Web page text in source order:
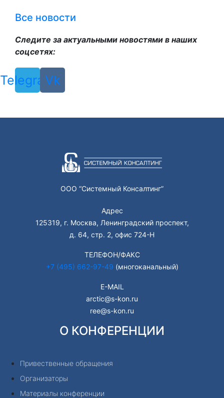
Все новости
Следите за актуальными новостями в наших
соцсетях:
Telegram
Vk
ООО “Системный Консалтинг”
Адрес
125319, г. Москва, Ленинградский проспект,
д. 64, стр. 2, офис 724-Н
ТЕЛЕФОН/ФАКС
+7 (495) 662-97-49 (многоканальный)
E-MAIL
arctic@s-kon.ru
ree@s-kon.ru
О КОНФЕРЕНЦИИ
Привественные обращения
Организаторы
Материалы конференции